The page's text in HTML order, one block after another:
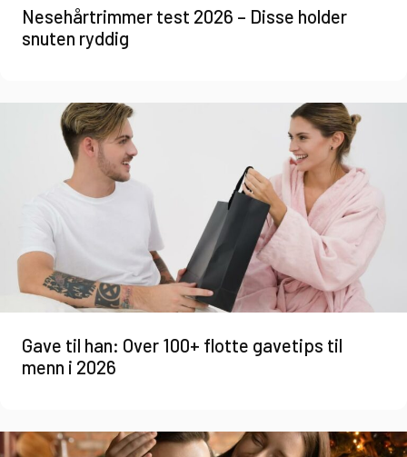
Nesehårtrimmer test 2026 – Disse holder
snuten ryddig
Gave til han: Over 100+ flotte gavetips til
menn i 2026